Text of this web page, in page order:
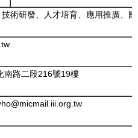
術研發、人才培育、應用推廣、
南路二段216號19樓